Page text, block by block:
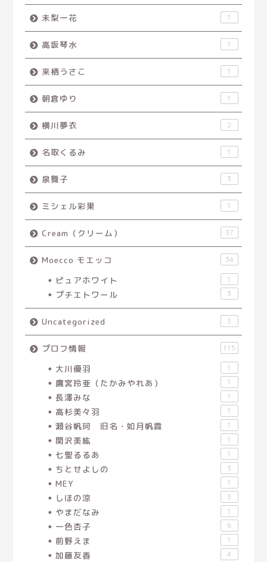
未梨一花 1
高坂琴水 1
来栖うさこ 1
朝倉ゆり 1
横川夢衣 2
名取くるみ 1
泉舞子 3
ミシェル彩果 1
Cream（クリーム） 37
Moecco モエッコ 34
ピュアホワイト 1
プチエトワール 3
Uncategorized 3
プロフ情報 115
大川優羽 1
鷹宮玲亜（たかみやれあ） 1
長澤みな 1
高杉美々羽 1
瀬谷帆珂 旧名・如月帆霞 1
関沢美紘 1
七聖るるあ 1
ちとせよしの 3
MEY 1
しほの涼 3
やまだなみ 1
一色杏子 9
前野えま 1
加藤友香 4